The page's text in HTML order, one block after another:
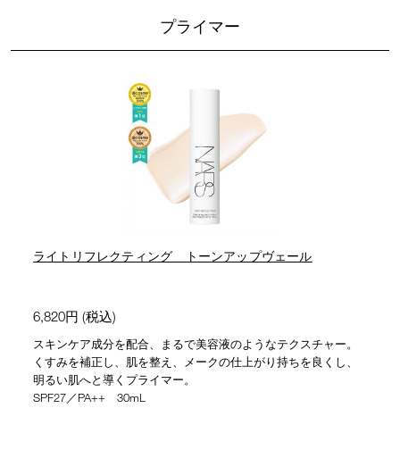
プライマー
ライトリフレクティング トーンアップヴェール
6,820円 (税込)
スキンケア成分を配合、まるで美容液のようなテクスチャー。
くすみを補正し、肌を整え、メークの仕上がり持ちを良くし、
明るい肌へと導くプライマー。
SPF27／PA++ 30mL